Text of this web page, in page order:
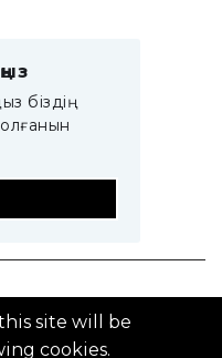
біздің
site will be
cookies.